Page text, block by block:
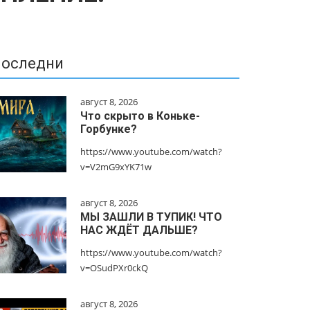
август 8, 2026
Что скрыто в Коньке-
Горбунке?
https://www.youtube.com/watch?
v=V2mG9xYK71w
август 8, 2026
МЫ ЗАШЛИ В ТУПИК! ЧТО
НАС ЖДЁТ ДАЛЬШЕ?
https://www.youtube.com/watch?
v=OSudPXr0ckQ
август 8, 2026